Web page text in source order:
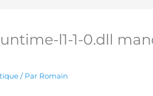
l1-1-0.dll
/ Par Romain